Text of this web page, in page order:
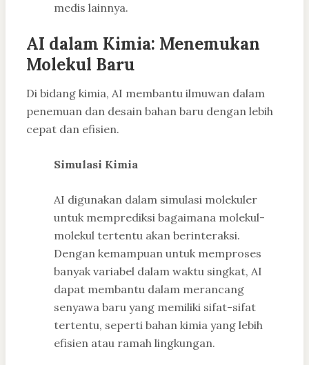
medis lainnya.
AI dalam Kimia: Menemukan
Molekul Baru
Di bidang kimia, AI membantu ilmuwan dalam
penemuan dan desain bahan baru dengan lebih
cepat dan efisien.
Simulasi Kimia
AI digunakan dalam simulasi molekuler
untuk memprediksi bagaimana molekul-
molekul tertentu akan berinteraksi.
Dengan kemampuan untuk memproses
banyak variabel dalam waktu singkat, AI
dapat membantu dalam merancang
senyawa baru yang memiliki sifat-sifat
tertentu, seperti bahan kimia yang lebih
efisien atau ramah lingkungan.